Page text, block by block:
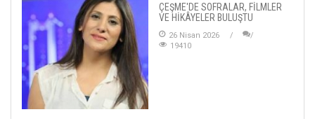
ÇEŞME'DE SOFRALAR, FİLMLER
VE HİKÂYELER BULUŞTU
26 Nisan 2026
19410